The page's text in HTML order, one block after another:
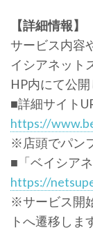
【詳細情報】
サービス内容
イシアネット
HP内にて公開
■詳細サイト
https://
※店頭でパン
■「ベイシア
https://
※サービス開
トへ遷移しま